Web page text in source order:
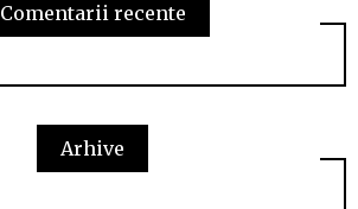
Comentarii recente
Arhive